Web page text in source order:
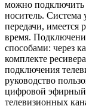
можно подключить
носитель. Система
передачи, имеется
время.
способами: через
комплекте
подключения
руководство
цифровой эфирный
телевизионных